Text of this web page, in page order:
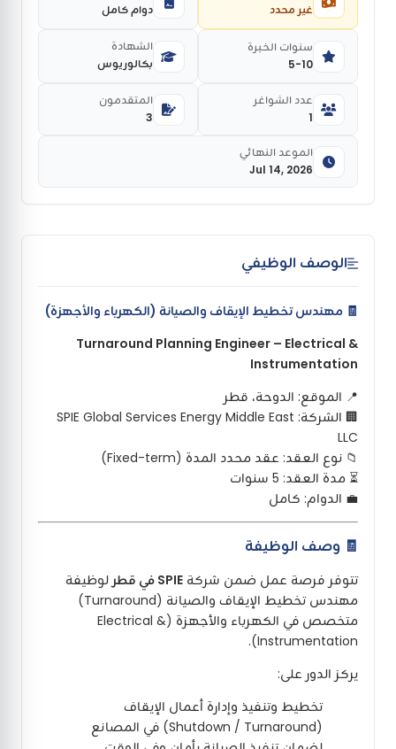
غير محدد دوام كامل
5-10
سنوات الخبرة
بكالوريوس
الشهادة
1
عدد الشواغر
3
المتقدمون
Jul 14, 2026
الموعد النهائي
الوصف الوظيفي
🧾 مهندس تخطيط الإيقاف والصيانة (الكهرباء والأجهزة)
Turnaround Planning Engineer – Electrical &
Instrumentation
📍 الموقع: الدوحة، قطر
🏢 الشركة: SPIE Global Services Energy Middle East
LLC
📁 نوع العقد: عقد محدد المدة (Fixed-term)
⏳ مدة العقد: 5 سنوات
💼 الدوام: كامل
🧾 وصف الوظيفة
تتوفر فرصة عمل ضمن شركة SPIE في قطر
لوظيفة
مهندس تخطيط الإيقاف والصيانة (Turnaround)
متخصص في الكهرباء والأجهزة (Electrical &
Instrumentation).
يركز الدور على:
تخطيط وتنفيذ وإدارة أعمال الإيقاف
(Shutdown / Turnaround) في المصانع